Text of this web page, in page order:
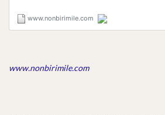
www.nonbirimile.com